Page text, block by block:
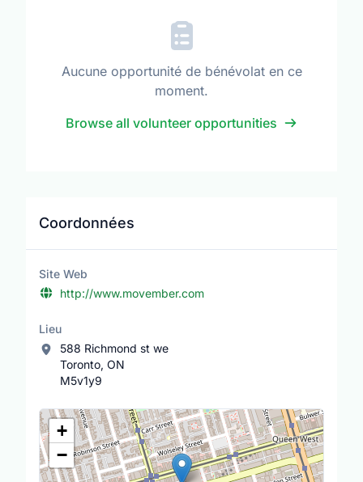
Aucune opportunité de bénévolat en ce
moment.
Browse all volunteer opportunities
Coordonnées
Site Web
http://www.movember.com
Lieu
588 Richmond st we
Toronto, ON
M5v1y9
Lieu
+
−